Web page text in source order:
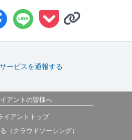
ービスを通報する
アントの皆様へ
イアントトップ
（クラウドソーシング）